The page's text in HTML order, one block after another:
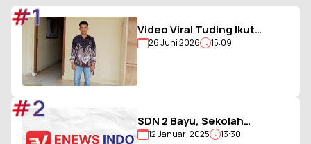
Video Viral Tuding Ikut
Memukul, Kades
26 Juni 2026 15:09
#1
SDN 2 Bayu, Sekolah
Berjargon Guru 5G yang
12 Januari 2025 13:30
#2